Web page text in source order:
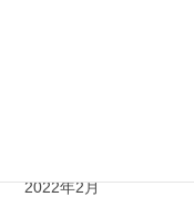
2022年2月